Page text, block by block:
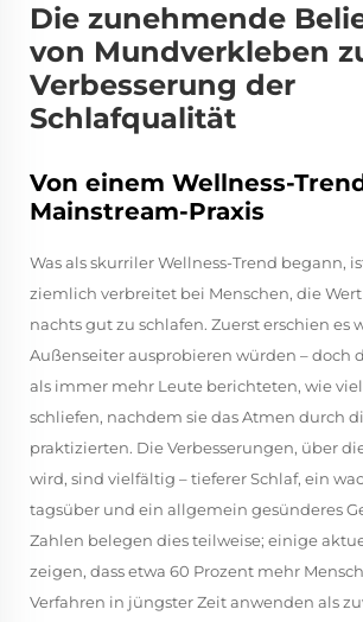
Die zunehmende
von Mundverkleben
Verbesserung der
Schlafqualität
Von einem Wellness-
Mainstream-Praxis
Was als skurriler Wellness-Trend begann,
ziemlich verbreitet bei Menschen, die
nachts gut zu schlafen. Zuerst erschien es
Außenseiter ausprobieren würden – doch
als immer mehr Leute berichteten, wie viel
schliefen, nachdem sie das Atmen durch
praktizierten. Die Verbesserungen, über
wird, sind vielfältig – tieferer Schlaf, ein
tagsüber und ein allgemein gesünderes
Zahlen belegen dies teilweise; einige
zeigen, dass etwa 60 Prozent mehr
Verfahren in jüngster Zeit anwenden als